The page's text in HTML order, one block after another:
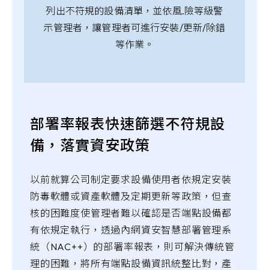
列出不符規的設備清單，並依風.險等級警
示管理者，讓管理者可進行安裝/更新/除錯
等作業。
部署率報表快速篩選不符規設
備，落實資安政策
以前就算公司制定要求設備使用者依規定安裝
防毒軟體或資產軟體及定期更新等政策，但查
核的困難度使管理者難以確認是否端點設備都
有依規定執行，透過內網資安智慧部署管理系
統（NAC++）的部署率報表，則可解決傳統管
理的困難，將所有端點設備資訊統整比對，產